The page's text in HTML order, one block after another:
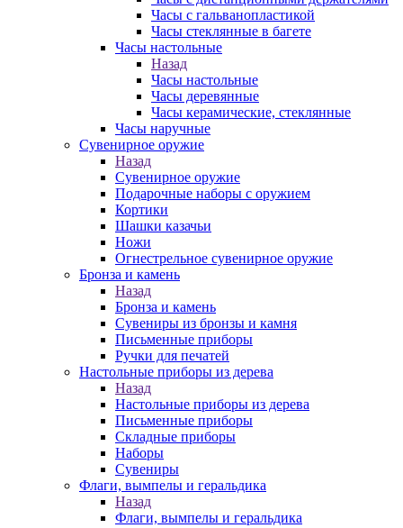
Часы с гальванопластикой
Часы стеклянные в багете
Часы настольные
Назад
Часы настольные
Часы деревянные
Часы керамические, стеклянные
Часы наручные
Сувенирное оружие
Назад
Сувенирное оружие
Подарочные наборы с оружием
Кортики
Шашки казачьи
Ножи
Огнестрельное сувенирное оружие
Бронза и камень
Назад
Бронза и камень
Сувениры из бронзы и камня
Письменные приборы
Ручки для печатей
Настольные приборы из дерева
Назад
Настольные приборы из дерева
Письменные приборы
Складные приборы
Наборы
Сувениры
Флаги, вымпелы и геральдика
Назад
Флаги, вымпелы и геральдика